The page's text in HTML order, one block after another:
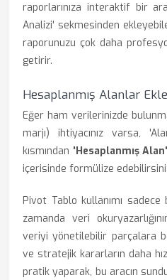
raporlarınıza interaktif bir
Analizi' sekmesinden
raporunuzu çok daha
getirir.
Hesaplanmış Alanlar
Eğer ham verilerinizde
marjı) ihtiyacınız varsa,
kısmından 'Hesaplanmış Alan'
içerisinde formülize
Pivot Tablo kullanımı
zamanda veri
veriyi yönetilebilir parçalara
ve stratejik kararların daha
pratik yaparak, bu aracın